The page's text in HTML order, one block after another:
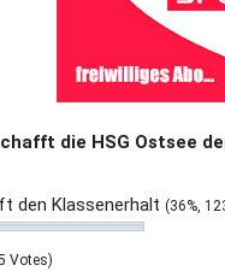
die HSG Ostsee
den Klassenerhalt (36%,
Votes)